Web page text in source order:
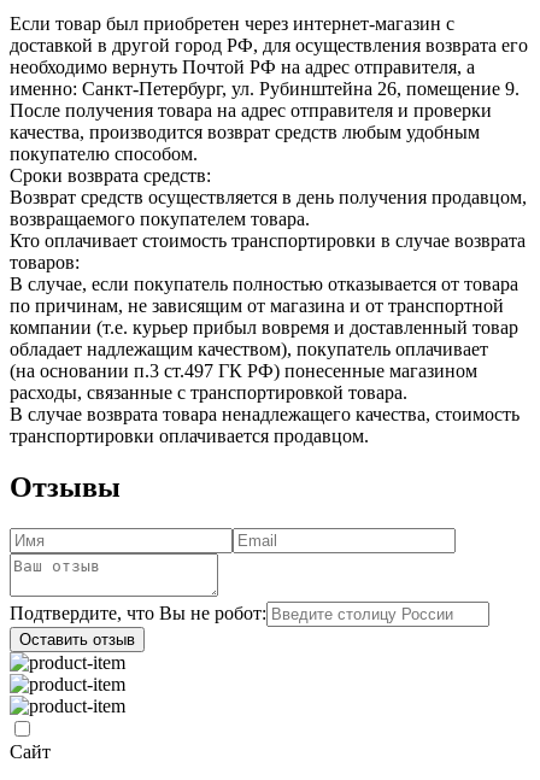
Если товар был приобретен через интернет-магазин с
доставкой в другой город РФ, для осуществления возврата его
необходимо вернуть Почтой РФ на адрес отправителя, а
именно: Санкт-Петербург, ул. Рубинштейна 26, помещение 9.
После получения товара на адрес отправителя и проверки
качества, производится возврат средств любым удобным
покупателю способом.
Сроки возврата средств:
Возврат средств осуществляется в день получения продавцом,
возвращаемого покупателем товара.
Кто оплачивает стоимость транспортировки в случае возврата
товаров:
В случае, если покупатель полностью отказывается от товара
по причинам, не зависящим от магазина и от транспортной
компании (т.е. курьер прибыл вовремя и доставленный товар
обладает надлежащим качеством), покупатель оплачивает
(на основании п.3 ст.497 ГК РФ) понесенные магазином
расходы, связанные с транспортировкой товара.
В случае возврата товара ненадлежащего качества, стоимость
транспортировки оплачивается продавцом.
Отзывы
Подтвердите, что Вы не робот:
Оставить отзыв
Сайт